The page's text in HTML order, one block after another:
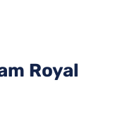
Royal